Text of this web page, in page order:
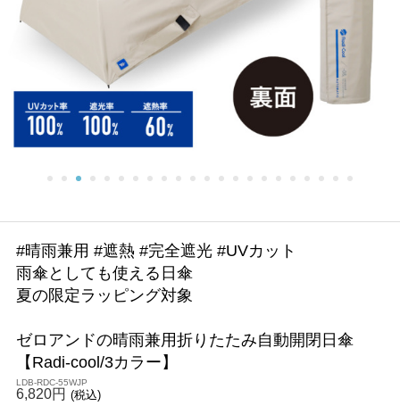
#晴雨兼用 #遮熱 #完全遮光 #UVカット
雨傘としても使える日傘
夏の限定ラッピング対象
ゼロアンドの晴雨兼用折りたたみ自動開閉日傘
【Radi-cool/3カラー】
LDB-RDC-55WJP
6,820円 (税込)